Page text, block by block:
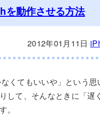
を動作させる方法
2012年01月11日
くてもいいや」という思
して、そんなときに「遅
。